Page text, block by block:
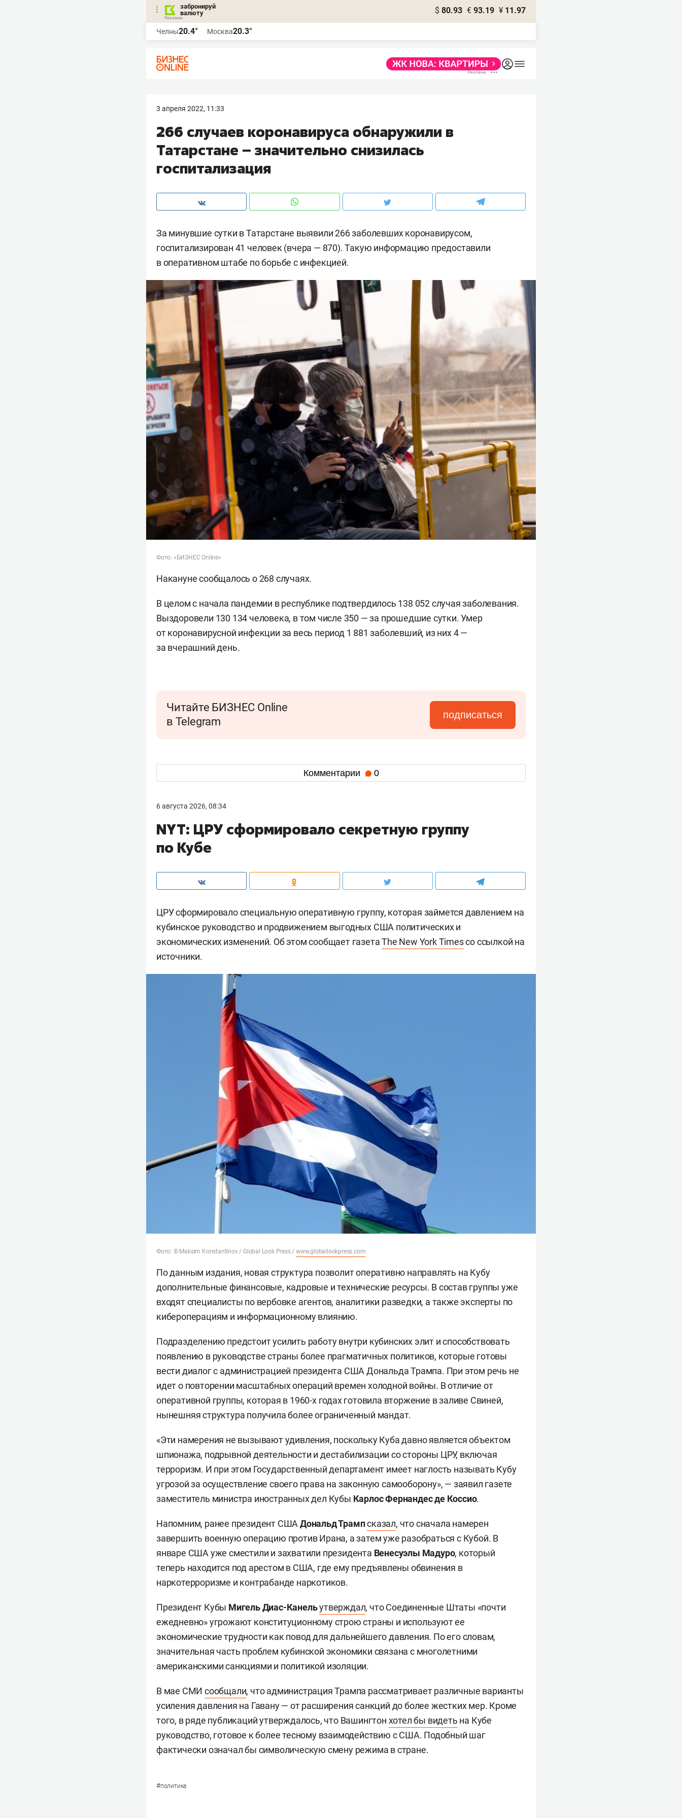
забронируй
валюту
$ 80.93 € 93.19 ¥ 11.97
Челны20.4° Москва20.3°
3 апреля 2022, 11:33
266 случаев коронавируса обнаружили в
Татарстане – значительно снизилась
госпитализация
За минувшие сутки в Татарстане выявили 266 заболевших коронавирусом,
госпитализирован 41 человек (вчера — 870). Такую информацию предоставили
в оперативном штабе по борьбе с инфекцией.
Фото: «БИЗНЕС Online»
Накануне сообщалось о 268 случаях.
В целом с начала пандемии в республике подтвердилось 138 052 случая заболевания.
Выздоровели 130 134 человека, в том числе 350 — за прошедшие сутки. Умер
от коронавирусной инфекции за весь период 1 881 заболевший, из них 4 —
за вчерашний день.
Читайте БИЗНЕС Online
в Telegram
подписаться
Комментарии 0
6 августа 2026, 08:34
NYT: ЦРУ сформировало секретную группу
по Кубе
ЦРУ сформировало специальную оперативную группу, которая займется давлением на
кубинское руководство и продвижением выгодных США политических и
экономических изменений. Об этом сообщает газетаThe New York Timesсо ссылкой на
источники.
Фото: © Maksim Konstantinov / Global Look Press /www.globallookpress.com
По данным издания, новая структура позволит оперативно направлять на Кубу
дополнительные финансовые, кадровые и технические ресурсы. В состав группы уже
входят специалисты по вербовке агентов, аналитики разведки, а также эксперты по
кибероперациям и информационному влиянию.
Подразделению предстоит усилить работу внутри кубинских элит и способствовать
появлению в руководстве страны более прагматичных политиков, которые готовы
вести диалог с администрацией президента США Дональда Трампа. При этом речь не
идет о повторении масштабных операций времен холодной войны. В отличие от
оперативной группы, которая в 1960-х годах готовила вторжение в заливе Свиней,
нынешняя структура получила более ограниченный мандат.
«Эти намерения не вызывают удивления, поскольку Куба давно является объектом
шпионажа, подрывной деятельности и дестабилизации со стороны ЦРУ, включая
терроризм. И при этом Государственный департамент имеет наглость называть Кубу
угрозой за осуществление своего права на законную самооборону», — заявил газете
заместитель министра иностранных дел Кубы Карлос Фернандес де Коссио.
Напомним, ранее президент США Дональд Трампсказал, что сначала намерен
завершить военную операцию против Ирана, а затем уже разобраться с Кубой. В
январе США уже сместили и захватили президента Венесуэлы Мадуро, который
теперь находится под арестом в США, где ему предъявлены обвинения в
наркотерроризме и контрабанде наркотиков.
Президент Кубы Мигель Диас-Канельутверждал, что Соединенные Штаты «почти
ежедневно» угрожают конституционному строю страны и используют ее
экономические трудности как повод для дальнейшего давления. По его словам,
значительная часть проблем кубинской экономики связана с многолетними
американскими санкциями и политикой изоляции.
В мае СМИсообщали, что администрация Трампа рассматривает различные варианты
усиления давления на Гавану — от расширения санкций до более жестких мер. Кроме
того, в ряде публикаций утверждалось, что Вашингтон хотел бы видеть на Кубе
руководство, готовое к более тесному взаимодействию с США. Подобный шаг
фактически означал бы символическую смену режима в стране.
#политика